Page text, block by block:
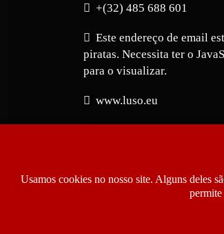
+(32) 485 688 601
Este endereço de email
piratas. Necessita ter o
para o visualizar.
www.luso.eu
Usamos cookies no nosso site. Alguns deles